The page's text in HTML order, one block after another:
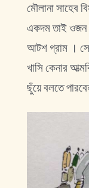
মৌলানা সাহেব
একদম তাই ওজন
আটশ গ্রাম ।
খাসি কেনার
ছুঁয়ে বলতে